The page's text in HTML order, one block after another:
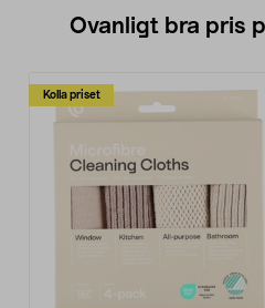
Ovanligt bra pris
Kolla priset